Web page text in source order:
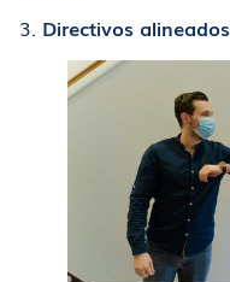
3. Directivos